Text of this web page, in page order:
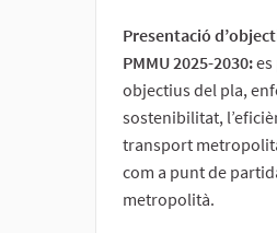
Presentació
PMMU 2025-2030:
objectius del pla,
sostenibilitat,
transport
com a punt de
metropolità.